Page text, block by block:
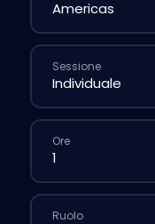
Sessione
Ore
Ruolo